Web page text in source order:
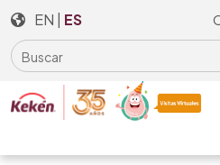
Skip
to
the
content
EN ES